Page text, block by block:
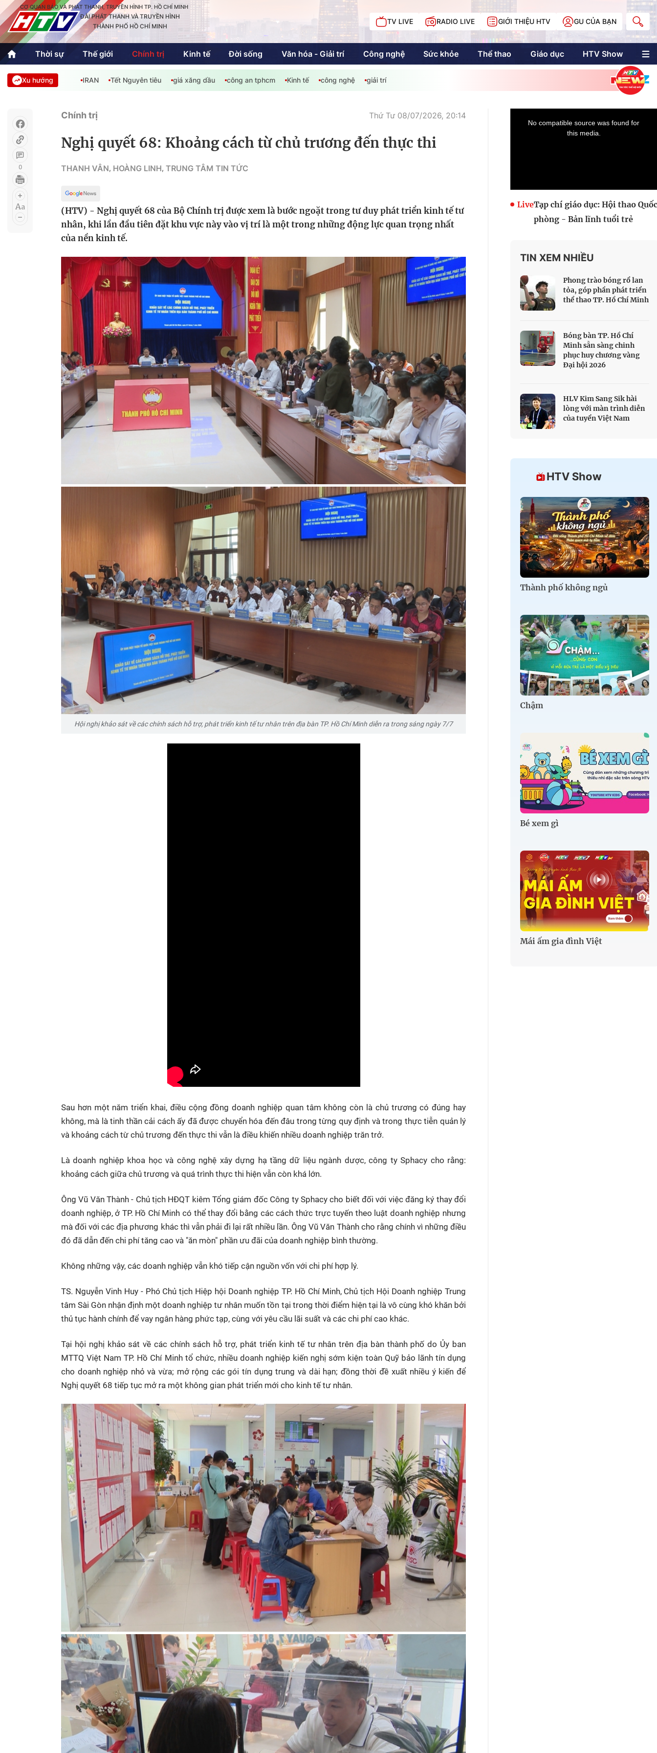
CƠ QUAN BÁO VÀ PHÁT THANH, TRUYỀN HÌNH TP. HỒ CHÍ MINH
ĐÀI PHÁT THANH VÀ TRUYỀN HÌNH
THÀNH PHỐ HỒ CHÍ MINH
TV LIVE RADIO LIVE GIỚI THIỆU HTV GU CỦA BẠN
Thời sự Thế giới Chính trị Kinh tế Đời sống Văn hóa - Giải trí Công nghệ Sức khỏe Thể thao Giáo dục HTV Show
Thời sự
Thể thao
Quốc tế
Văn hóa - Giải trí
Giáo dục Kinh tế
An Sinh
Công nghệ
Sự kiện quan tâm
Chuyên đề
Hồ Chí Minh
Chuyển đổi số
HTV Show
ngủ
Bé xem gì
Mái ấm gia đình
Việt
Các show khác
Các chương trình
khác
HTV Phim
Phim tài liệu
HTV Sự kiện
Ngày hội HTV
Innovation Fest
Chung một tấm
lòng
HTV Thể thao
Cúp Truyền hình
Cuộc đua offroad
HTV
SEA Games 33
Multimedia
Multiform
Doanh nhân Sài
Gòn
Xu hướng IRAN Tết Nguyên tiêu giá xăng dầu công an tphcm Kinh tế công nghệ giải trí
0
Chính trị Thứ Tư 08/07/2026, 20:14
Nghị quyết 68: Khoảng cách từ chủ trương đến thực thi
THANH VÂN, HOÀNG LINH, TRUNG TÂM TIN TỨC
(HTV) - Nghị quyết 68 của Bộ Chính trị được xem là bước ngoặt trong tư duy phát triển kinh tế tư
nhân, khi lần đầu tiên đặt khu vực này vào vị trí là một trong những động lực quan trọng nhất
của nền kinh tế.
Hội nghị khảo sát về các chính sách hỗ trợ, phát triển kinh tế tư nhân trên địa bàn TP. Hồ Chí Minh diễn ra trong sáng ngày 7/7
Sau hơn một năm triển khai, điều cộng đồng doanh nghiệp quan tâm không còn là chủ trương có đúng hay
không, mà là tinh thần cải cách ấy đã được chuyển hóa đến đâu trong từng quy định và trong thực tiễn quản lý
và khoảng cách từ chủ trương đến thực thi vẫn là điều khiến nhiều doanh nghiệp trăn trở.
Là doanh nghiệp khoa học và công nghệ xây dựng hạ tầng dữ liệu ngành dược, công ty Sphacy cho rằng:
khoảng cách giữa chủ trương và quá trình thực thi hiện vẫn còn khá lớn.
Ông Vũ Văn Thành - Chủ tịch HĐQT kiêm Tổng giám đốc Công ty Sphacy cho biết đối với việc đăng ký thay đổi
doanh nghiệp, ở TP. Hồ Chí Minh có thể thay đổi bằng các cách thức trực tuyến theo luật doanh nghiệp nhưng
mà đối với các địa phương khác thì vẫn phải đi lại rất nhiều lần. Ông Vũ Văn Thành cho rằng chính vì những điều
đó đã dẫn đến chi phí tăng cao và "ăn mòn" phần ưu đãi của doanh nghiệp bình thường.
Không những vậy, các doanh nghiệp vẫn khó tiếp cận nguồn vốn với chi phí hợp lý.
TS. Nguyễn Vinh Huy - Phó Chủ tịch Hiệp hội Doanh nghiệp TP. Hồ Chí Minh, Chủ tịch Hội Doanh nghiệp Trung
tâm Sài Gòn nhận định một doanh nghiệp tư nhân muốn tồn tại trong thời điểm hiện tại là vô cùng khó khăn bởi
thủ tục hành chính để vay ngân hàng phức tạp, cùng với yêu cầu lãi suất và các chi phí cao khác.
Tại hội nghị khảo sát về các chính sách hỗ trợ, phát triển kinh tế tư nhân trên địa bàn thành phố do Ủy ban
MTTQ Việt Nam TP. Hồ Chí Minh tổ chức, nhiều doanh nghiệp kiến nghị sớm kiện toàn Quỹ bảo lãnh tín dụng
cho doanh nghiệp nhỏ và vừa; mở rộng các gói tín dụng trung và dài hạn; đồng thời đề xuất nhiều ý kiến để
Nghị quyết 68 tiếp tục mở ra một không gian phát triển mới cho kinh tế tư nhân.
LiveTạp chí giáo dục: Hội thao Quốc
phòng - Bản lĩnh tuổi trẻ
TIN XEM NHIỀU
Phong trào bóng rổ lan
tỏa, góp phần phát triển
thể thao TP. Hồ Chí Minh
Bóng bàn TP. Hồ Chí
Minh sẵn sàng chinh
phục huy chương vàng
Đại hội 2026
HLV Kim Sang Sik hài
lòng với màn trình diễn
của tuyển Việt Nam
HTV Show
Thành phố không ngủ
Chậm
Bé xem gì
Mái ấm gia đình Việt